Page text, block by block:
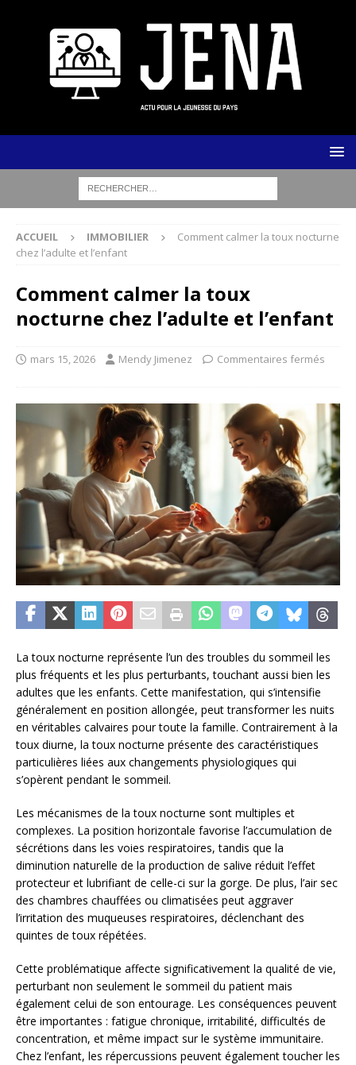
ACCUEIL IMMOBILIER
Comment calmer la toux nocturne
chez l’adulte et l’enfant
Comment calmer la toux
nocturne chez l’adulte et l’enfant
mars 15, 2026 Mendy Jimenez Commentaires fermés
La toux nocturne représente l’un des troubles du sommeil les
plus fréquents et les plus perturbants, touchant aussi bien les
adultes que les enfants. Cette manifestation, qui s’intensifie
généralement en position allongée, peut transformer les nuits
en véritables calvaires pour toute la famille. Contrairement à la
toux diurne, la toux nocturne présente des caractéristiques
particulières liées aux changements physiologiques qui
s’opèrent pendant le sommeil.
Les mécanismes de la toux nocturne sont multiples et
complexes. La position horizontale favorise l’accumulation de
sécrétions dans les voies respiratoires, tandis que la
diminution naturelle de la production de salive réduit l’effet
protecteur et lubrifiant de celle-ci sur la gorge. De plus, l’air sec
des chambres chauffées ou climatisées peut aggraver
l’irritation des muqueuses respiratoires, déclenchant des
quintes de toux répétées.
Cette problématique affecte significativement la qualité de vie,
perturbant non seulement le sommeil du patient mais
également celui de son entourage. Les conséquences peuvent
être importantes : fatigue chronique, irritabilité, difficultés de
concentration, et même impact sur le système immunitaire.
Chez l’enfant, les répercussions peuvent également toucher les